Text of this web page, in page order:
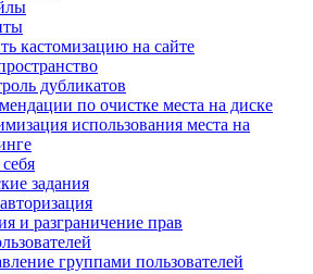
кастомизацию на сайте
дубликатов
по очистке места на диске
использования места на
задания
и разграничение прав
группами пользователей